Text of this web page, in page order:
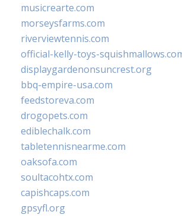
musicrearte.com
morseysfarms.com
riverviewtennis.com
official-kelly-toys-
displaygardenonsuncrest.org
bbq-empire-usa.com
feedstoreva.com
drogopets.com
ediblechalk.com
tabletennisnearme.com
oaksofa.com
soultacohtx.com
capishcaps.com
gpsyfl.org